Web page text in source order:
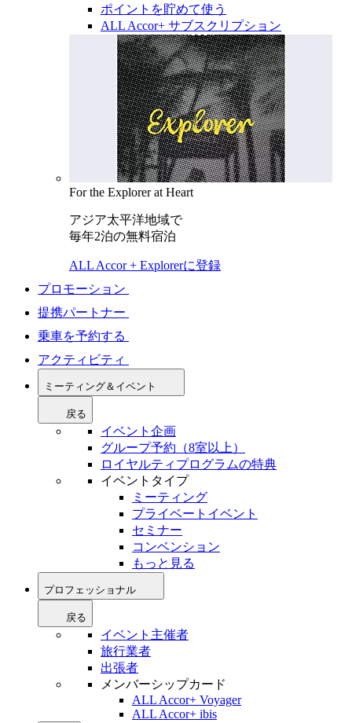
ポイントを貯めて使う
ALL Accor+ サブスクリプション
For the Explorer at Heart
アジア太平洋地域で
毎年2泊の無料宿泊
ALL Accor + Explorerに登録
プロモーション
提携パートナー
乗車を予約する
アクティビティ
ミーティング＆イベント
戻る
イベント企画
グループ予約（8室以上）
ロイヤルティプログラムの特典
イベントタイプ
ミーティング
プライベートイベント
セミナー
コンベンション
もっと見る
プロフェッショナル
戻る
イベント主催者
旅行業者
出張者
メンバーシップカード
ALL Accor+ Voyager
ALL Accor+ ibis